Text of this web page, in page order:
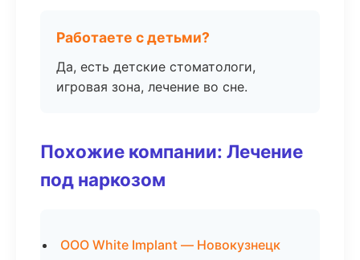
Работаете с детьми?
Да, есть детские стоматологи,
игровая зона, лечение во сне.
Похожие компании: Лечение
под наркозом
ООО White Implant — Новокузнецк